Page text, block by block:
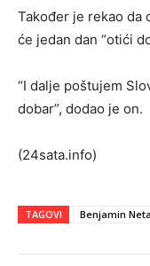
Također je rekao da
će jedan dan “otići
“I dalje poštujem
dobar”, dodao je on.
(24sata.info)
TAGOVI Benjamin